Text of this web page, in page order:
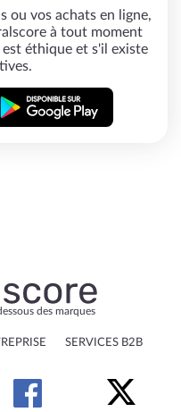
ou vos achats en ligne,
à tout moment
éthique et s'il existe
des marques
SERVICES B2B